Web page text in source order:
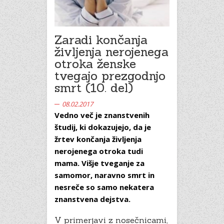
Zaradi končanja
življenja nerojenega
otroka ženske
tvegajo prezgodnjo
smrt (10. del)
08.02.2017
Vedno več je znanstvenih
študij, ki dokazujejo, da je
žrtev končanja življenja
nerojenega otroka tudi
mama. Višje tveganje za
samomor, naravno smrt in
nesreče so samo nekatera
znanstvena dejstva.
V primerjavi z nosečnicami,